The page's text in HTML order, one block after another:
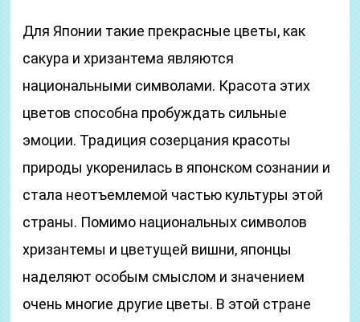
Для Японии такие прекрасные цветы, как
сакура и хризантема являются
национальными символами. Красота этих
цветов способна пробуждать сильные
эмоции. Традиция созерцания красоты
природы укоренилась в японском сознании и
стала неотъемлемой частью культуры этой
страны. Помимо национальных символов
хризантемы и цветущей вишни, японцы
наделяют особым смыслом и значением
очень многие другие цветы. В этой стране